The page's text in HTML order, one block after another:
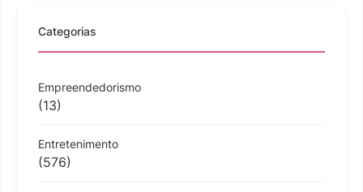
Categorias
Empreendedorismo
(13)
Entretenimento
(576)